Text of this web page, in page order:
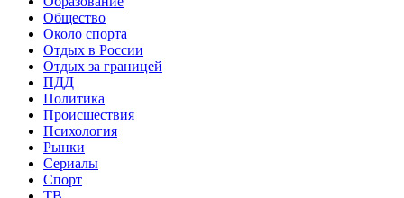
Общество
Около спорта
Отдых в России
Отдых за границей
ПДД
Политика
Происшествия
Психология
Рынки
Сериалы
Спорт